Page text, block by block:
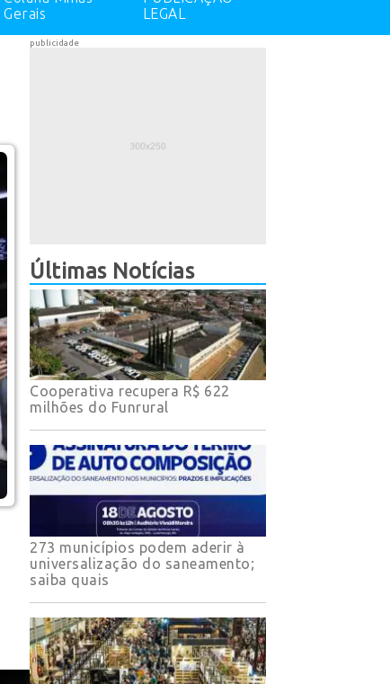
Gerais
LEGAL
publicidade
Últimas Notícias
Cooperativa recupera R$ 622
milhões do Funrural
273 municípios podem aderir à
universalização do saneamento;
saiba quais